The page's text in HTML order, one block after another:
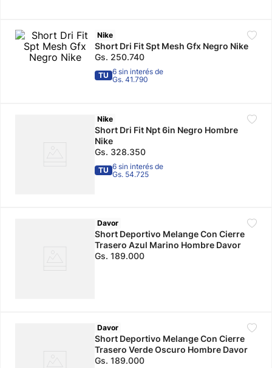
10. adidas mujer
Nike
Short Dri Fit Spt Mesh Gfx Negro Nike
Gs. 250.740
TU 6 sin interés de
Gs. 41.790
Nike
Short Dri Fit Npt 6in Negro Hombre
Nike
Gs. 328.350
TU 6 sin interés de
Gs. 54.725
Davor
Short Deportivo Melange Con Cierre
Trasero Azul Marino Hombre Davor
Gs. 189.000
Davor
Short Deportivo Melange Con Cierre
Trasero Verde Oscuro Hombre Davor
Gs. 189.000